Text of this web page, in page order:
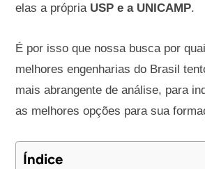
elas a própria USP e a UNICAMP.
É por isso que nossa busca por
melhores engenharias do Brasil
mais abrangente de análise, para
as melhores opções para sua
Índice